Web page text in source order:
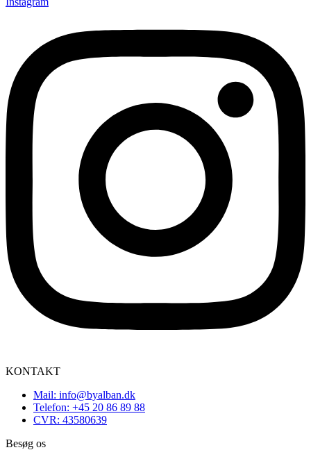
KONTAKT
Mail: info@byalban.dk
Telefon: +45 20 86 89 88
CVR: 43580639
Besøg os